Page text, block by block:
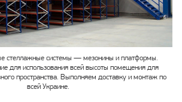
стеллажные системы — мезонины и платформы.
для использования всей высоты помещения для
пространства. Выполняем доставку и монтаж по
всей Украине.